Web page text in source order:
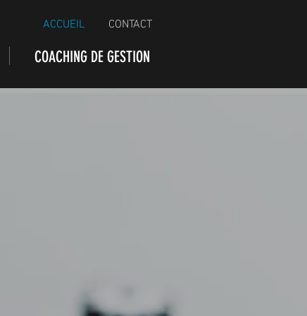
ACCUEIL CONTACT
COACHING DE GESTION